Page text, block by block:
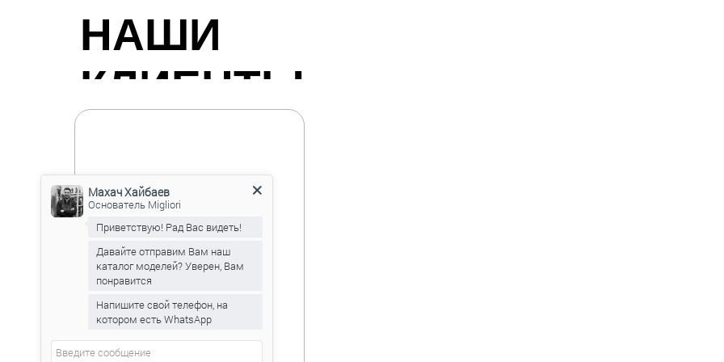
НАШИ
КЛИЕНТЫ
Махач Хайбаев
Основатель Migliori
Приветствую! Рад Вас видеть!
Давайте отправим Вам наш
каталог моделей? Уверен, Вам
понравится
Напишите свой телефон, на
котором есть WhatsApp